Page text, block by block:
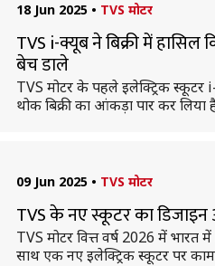
18 Jun 2025 • TVS मोटर
TVS i-क्यूब ने बिक्री में हासिल
बेच डाले
TVS मोटर के पहले इलेक्ट्रिक स्कूटर
थोक बिक्री का आंकड़ा पार कर लिया
09 Jun 2025 • TVS मोटर
TVS के नए स्कूटर का
TVS मोटर वित्त वर्ष 2026 में
साथ एक नए इलेक्ट्रिक स्कूटर पर